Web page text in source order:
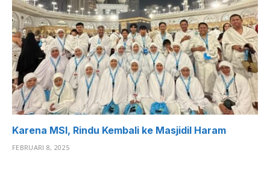
Karena MSI, Rindu Kembali ke Masjidil Haram
FEBRUARI 8, 2025